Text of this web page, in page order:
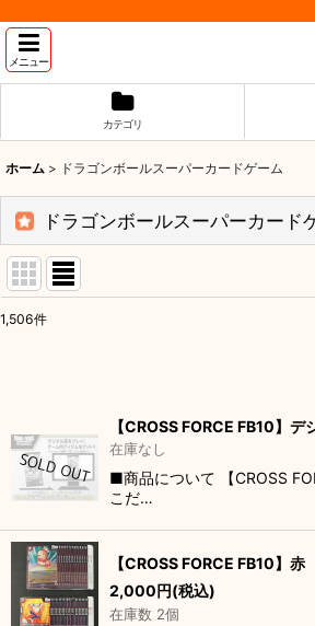
メニュー
カテゴリ
ホーム > ドラゴンボールスーパーカードゲーム
ドラゴンボールスーパーカード
並び順:
1,506件
【CROSS FORCE FB10】
在庫なし
■商品について 【CROSS
こだ…
【CROSS FORCE FB10】
2,000円(税込)
在庫数 2個